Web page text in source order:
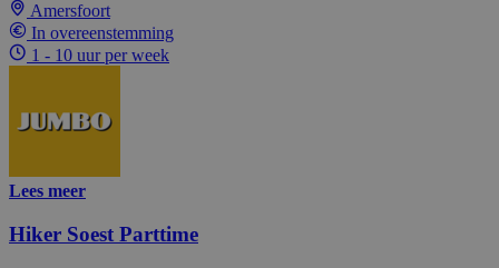
Amersfoort
In overeenstemming
1 - 10 uur per week
Lees meer
Hiker Soest Parttime